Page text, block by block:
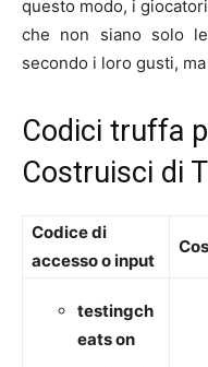
questo modo, i giocatori
che non siano solo
secondo i loro gusti,
Codici truffa
Costruisci di
Codice di
accesso o input
testingch
eats on